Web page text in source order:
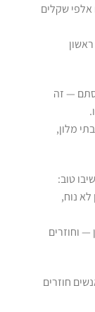
אלפי שקלים
סתם — זה
מלון,
טוב:
נוח,
— וחוזרים
חוזרים